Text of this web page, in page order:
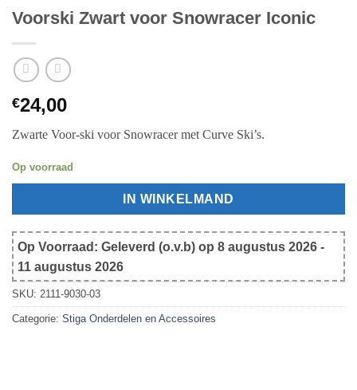
Voorski Zwart voor Snowracer Iconic
€24,00
Zwarte Voor-ski voor Snowracer met Curve Ski’s.
Op voorraad
IN WINKELMAND
Op Voorraad: Geleverd (o.v.b) op 8 augustus 2026 -
11 augustus 2026
SKU: 2111-9030-03
Categorie: Stiga Onderdelen en Accessoires